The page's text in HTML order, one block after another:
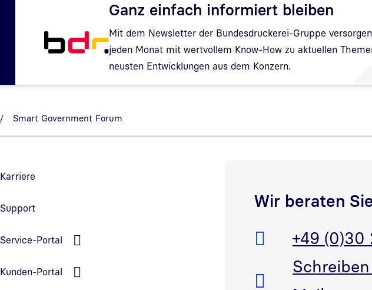
Ganz einfach informiert bleiben
Mit dem Newsletter der Bundesdruckerei-Gruppe
jeden Monat mit wertvollem Know-How zu aktuellen
neusten Entwicklungen aus dem Konzern.
Smart Government Forum
Karriere
Support
Service-Portal
Kunden-Portal
Wir beraten
Telefon:
+49
E-Mail: